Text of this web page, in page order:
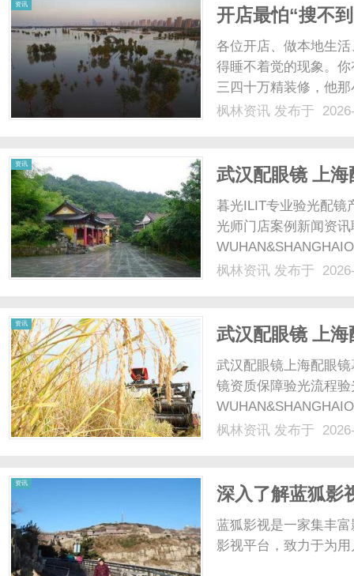
资讯
开店最怕“搜不
他免费派单？
各位开店、做本地生
得睡不着觉的现象。
三四十万精装修，他
用的都是正牌，他的
枫林资讯 发布于
资讯
武汉配眼镜 上海
暮光ILIT专业验光配镜
光师门店案例新闻资
配镜的写字楼眼镜店
枫林资讯 发布于
资讯
武汉配眼镜 上海
武汉配眼镜上海配眼
镜资质保障验光流程
配镜的写字楼眼镜店
枫林资讯 发布于
资讯
深入了解蓝狐影
蓝狐影视是一家集丰
影视平台，致力于为